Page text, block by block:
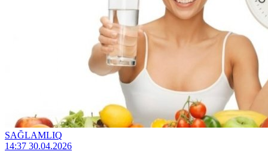
SAĞLAMLIQ
14:37 30.04.2026